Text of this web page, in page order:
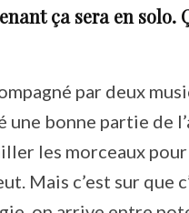
ça sera en solo.
par deux
une bonne partie de
les morceaux
Mais c’est sur que